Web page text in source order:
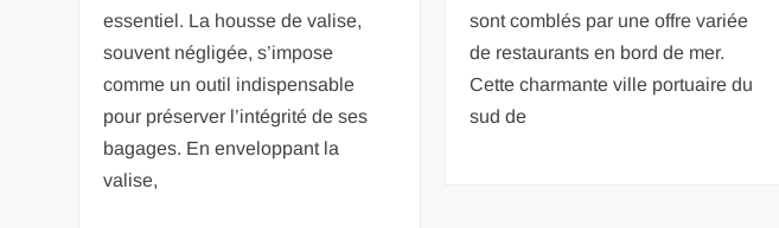
essentiel. La housse de valise,
souvent négligée, s’impose
comme un outil indispensable
pour préserver l’intégrité de ses
bagages. En enveloppant la
valise,
sont comblés par une offre variée
de restaurants en bord de mer.
Cette charmante ville portuaire du
sud de